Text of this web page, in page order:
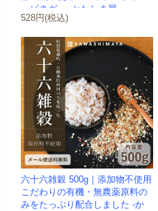
ービネガー -かわしま屋-
528円(税込)
六十六雑穀 500g｜添加物不使用
こだわりの有機・無農薬原料の
みをたっぷり配合しました -か